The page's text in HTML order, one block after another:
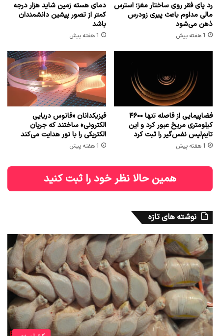
رد پای فقر روی ساختار مغز؛ استرس
مالی مداوم باعث پیری زودرس
ذهن می‌شود
1 هفته پیش
دمای هسته زمین شاید هزار درجه
کمتر از تصور پیشین دانشمندان
باشد
1 هفته پیش
فضاپیمایی از فاصله تنها ۴۶۰۰
کیلومتری مریخ عبور کرد و این
تایم‌لپس نفس‌گیر را ثبت کرد
1 هفته پیش
فیزیکدانان «فانوس دریایی
الکترونی» ساختند که جریان
الکتریکی را با نور هدایت می‌کند
1 هفته پیش
همین حالا نظر خود را ثبت کنید
نوشته های تازه